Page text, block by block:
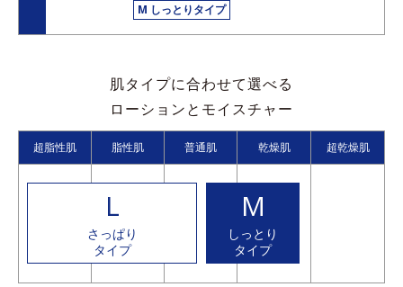
M しっとりタイプ
肌タイプに合わせて選べる
ローションとモイスチャー
超脂性肌 脂性肌 普通肌 乾燥肌 超乾燥肌
L
さっぱり
タイプ
M
しっとり
タイプ